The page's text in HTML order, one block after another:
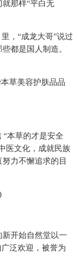
那样“平白无
，“成龙大哥”说过
都是国人制造。
草美容护肤品品
“本草的才是安全
医文化，成就民族
力不懈追求的目
开始自然堂以一
泛欢迎，被誉为